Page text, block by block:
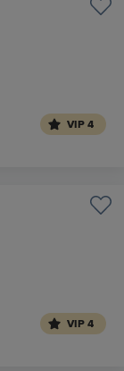
VIP 4
VIP 4